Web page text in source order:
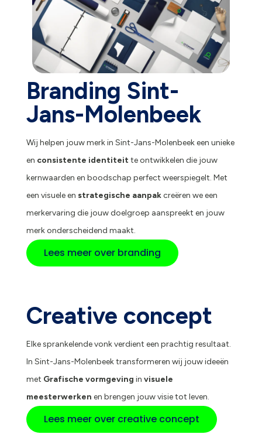
Branding Sint-
Jans-Molenbeek
Wij helpen jouw merk in Sint-Jans-Molenbeek een unieke
en consistente identiteitte ontwikkelen die jouw
kernwaarden en boodschap perfect weerspiegelt. Met
een visuele en strategische aanpakcreëren we een
merkervaring die jouw doelgroep aanspreekt en jouw
merk onderscheidend maakt.
Lees meer over branding
Creative concept
Elke sprankelende vonk verdient een prachtig resultaat.
In Sint-Jans-Molenbeek transformeren wij jouw ideeën
met Grafische vormgeving in visuele
meesterwerken en brengen jouw visie tot leven.
Lees meer over creative concept